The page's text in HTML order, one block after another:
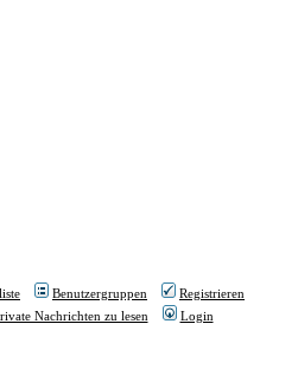
Benutzergruppen
Registrieren
Nachrichten zu lesen Login